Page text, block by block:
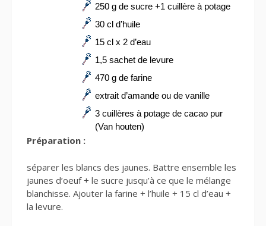
250 g de sucre +1 cuillère à potage
30 cl d’huile
15 cl x 2 d’eau
1,5 sachet de levure
470 g de farine
extrait d’amande ou de vanille
3 cuillères à potage de cacao pur
(Van houten)
Préparation :
séparer les blancs des jaunes. Battre ensemble les
jaunes d’oeuf + le sucre jusqu’à ce que le mélange
blanchisse. Ajouter la farine + l’huile + 15 cl d’eau +
la levure.